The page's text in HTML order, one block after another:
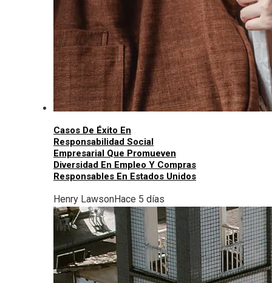
Casos De Éxito En
Responsabilidad Social
Empresarial Que Promueven
Diversidad En Empleo Y Compras
Responsables En Estados Unidos
Henry LawsonHace 5 días